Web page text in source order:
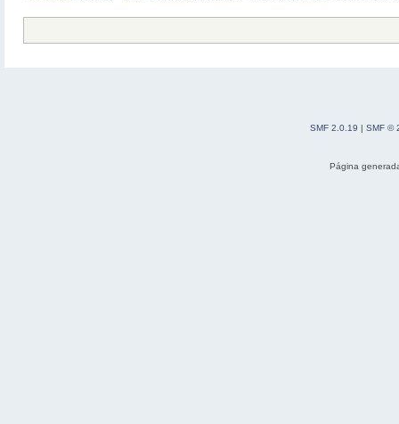
SMF 2.0.19 | SMF ©
Página